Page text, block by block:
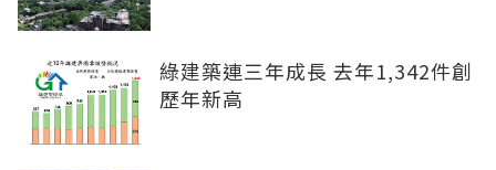
綠建築連三年成長 去年1,342件創
歷年新高